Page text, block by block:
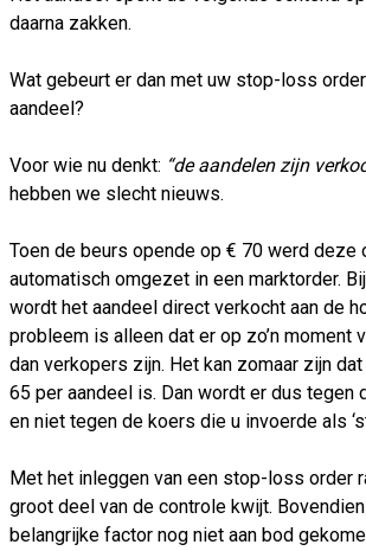
daarna zakken.
Wat gebeurt er dan met uw stop-loss
aandeel?
Voor wie nu denkt: “de aandelen zijn
hebben we slecht nieuws.
Toen de beurs opende op € 70 werd deze
automatisch omgezet in een marktorder.
wordt het aandeel direct verkocht aan de
probleem is alleen dat er op zo’n moment
dan verkopers zijn. Het kan zomaar zijn
65 per aandeel is. Dan wordt er dus tegen
en niet tegen de koers die u invoerde als
Met het inleggen van een stop-loss order
groot deel van de controle kwijt.
belangrijke factor nog niet aan bod